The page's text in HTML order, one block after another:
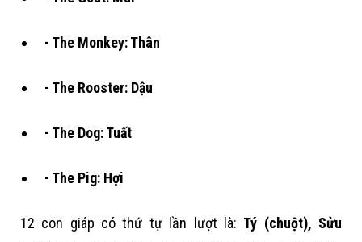
- The Monkey: Thân
- The Rooster: Dậu
- The Dog: Tuất
- The Pig: Hợi
12 con giáp có thứ tự lần lượt là: Tý (chuột), Sửu